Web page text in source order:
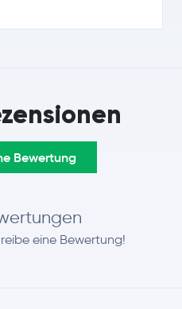
Bewertung
eine Bewertung!